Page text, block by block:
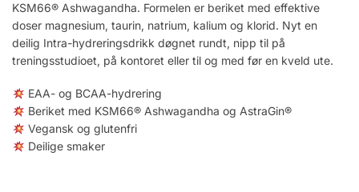
KSM66® Ashwagandha. Formelen er beriket med effektive
doser magnesium, taurin, natrium, kalium og klorid. Nyt en
deilig Intra-hydreringsdrikk døgnet rundt, nipp til på
treningsstudioet, på kontoret eller til og med før en kveld ute.
EAA- og BCAA-hydrering
Beriket med KSM66® Ashwagandha og AstraGin®
Vegansk og glutenfri
Deilige smaker